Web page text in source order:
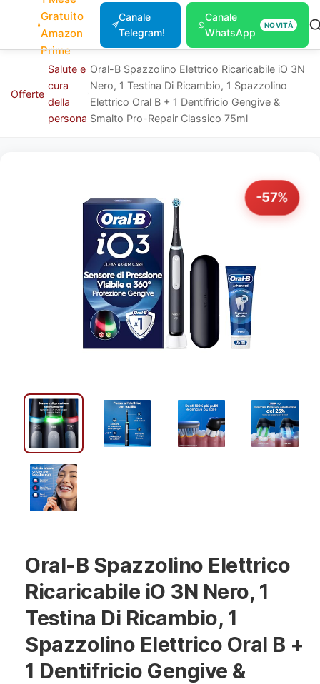
Gratuito
Amazon
Prime
Canale
Telegram!
Canale
WhatsApp
NOVITÀ
Offerte
Salute e
cura
della
persona
Oral-B Spazzolino Elettrico Ricaricabile iO 3N
Nero, 1 Testina Di Ricambio, 1 Spazzolino
Elettrico Oral B + 1 Dentifricio Gengive &
Smalto Pro-Repair Classico 75ml
-57%
Oral-B Spazzolino Elettrico
Ricaricabile iO 3N Nero, 1
Testina Di Ricambio, 1
Spazzolino Elettrico Oral B +
1 Dentifricio Gengive &